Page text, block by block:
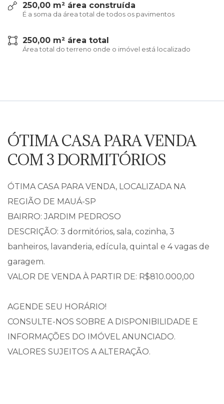
250,00 m² área construída
É a soma da área total de todos os pavimentos
250,00 m² área total
Área total do terreno onde o imóvel está localizado
ÓTIMA CASA PARA VENDA
COM 3 DORMITÓRIOS
ÓTIMA CASA PARA VENDA, LOCALIZADA NA
REGIÃO DE MAUÁ-SP
BAIRRO: JARDIM PEDROSO
DESCRIÇÃO: 3 dormitórios, sala, cozinha, 3
banheiros, lavanderia, edícula, quintal e 4 vagas de
garagem.
VALOR DE VENDA À PARTIR DE: R$810.000,00
AGENDE SEU HORÁRIO!
CONSULTE-NOS SOBRE A DISPONIBILIDADE E
INFORMAÇÕES DO IMÓVEL ANUNCIADO.
VALORES SUJEITOS A ALTERAÇÃO.